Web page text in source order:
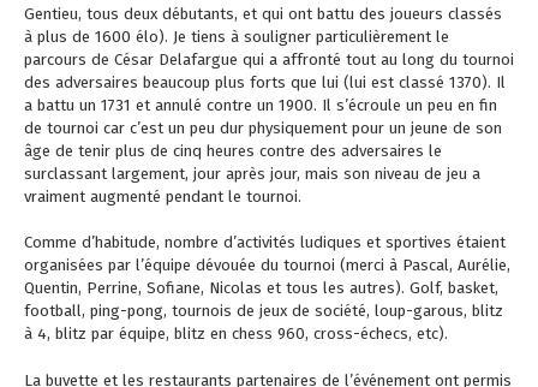
Gentieu, tous deux débutants, et qui ont battu des joueurs classés
à plus de 1600 élo). Je tiens à souligner particulièrement le
parcours de César Delafargue qui a affronté tout au long du tournoi
des adversaires beaucoup plus forts que lui (lui est classé 1370). Il
a battu un 1731 et annulé contre un 1900. Il s’écroule un peu en fin
de tournoi car c’est un peu dur physiquement pour un jeune de son
âge de tenir plus de cinq heures contre des adversaires le
surclassant largement, jour après jour, mais son niveau de jeu a
vraiment augmenté pendant le tournoi.
Comme d’habitude, nombre d’activités ludiques et sportives étaient
organisées par l’équipe dévouée du tournoi (merci à Pascal, Aurélie,
Quentin, Perrine, Sofiane, Nicolas et tous les autres). Golf, basket,
football, ping-pong, tournois de jeux de société, loup-garous, blitz
à 4, blitz par équipe, blitz en chess 960, cross-échecs, etc).
La buvette et les restaurants partenaires de l’événement ont permis